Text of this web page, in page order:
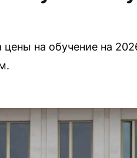
на обучение на